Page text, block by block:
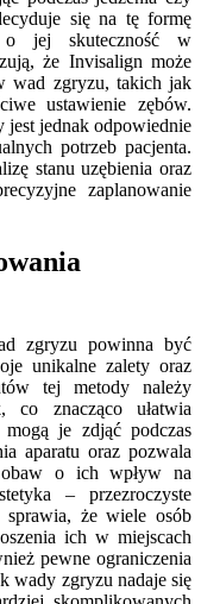
się na tę formę
o jej skuteczność w
że Invisalign może
wad zgryzu, takich jak
ustawienie zębów.
jest jednak odpowiednie
potrzeb pacjenta.
stanu uzębienia oraz
zaplanowanie
zgryzu powinna być
unikalne zalety oraz
tej metody należy
co znacząco ułatwia
je zdjąć podczas
aparatu oraz pozwala
o ich wpływ na
– przezroczyste
sprawia, że wiele osób
ich w miejscach
pewne ograniczenia
wady zgryzu nadaje się